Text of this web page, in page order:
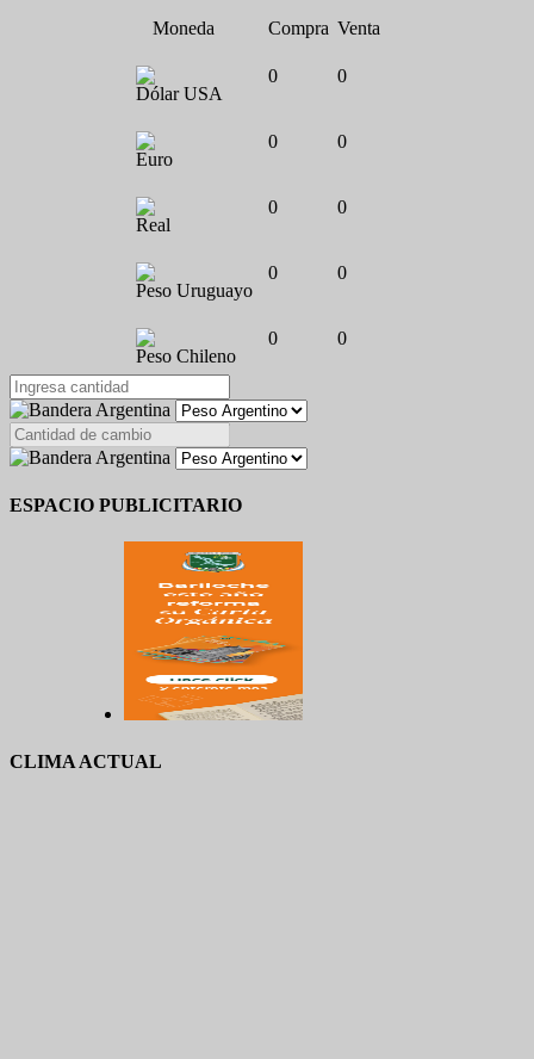
Moneda Compra Venta
Dólar USA
0 0
Euro
0 0
Real
0 0
Peso Uruguayo
0 0
Peso Chileno
0 0
ESPACIO PUBLICITARIO
CLIMA ACTUAL